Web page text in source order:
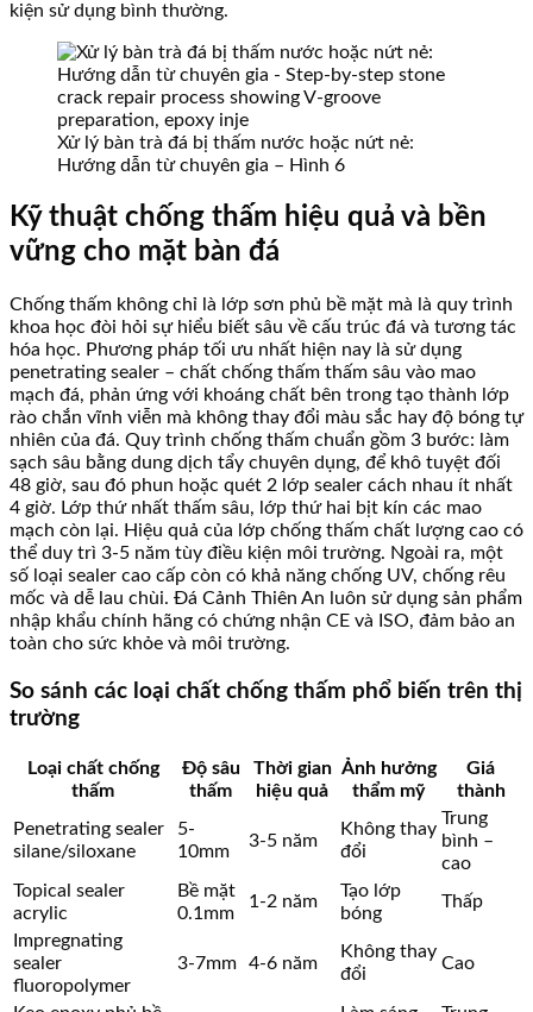
kiện sử dụng bình thường.
Xử lý bàn trà đá bị thấm nước hoặc nứt nẻ:
Hướng dẫn từ chuyên gia – Hình 6
Kỹ thuật chống thấm hiệu quả và bền
vững cho mặt bàn đá
Chống thấm không chỉ là lớp sơn phủ bề mặt mà là quy trình
khoa học đòi hỏi sự hiểu biết sâu về cấu trúc đá và tương tác
hóa học. Phương pháp tối ưu nhất hiện nay là sử dụng
penetrating sealer – chất chống thấm thấm sâu vào mao
mạch đá, phản ứng với khoáng chất bên trong tạo thành lớp
rào chắn vĩnh viễn mà không thay đổi màu sắc hay độ bóng tự
nhiên của đá. Quy trình chống thấm chuẩn gồm 3 bước: làm
sạch sâu bằng dung dịch tẩy chuyên dụng, để khô tuyệt đối
48 giờ, sau đó phun hoặc quét 2 lớp sealer cách nhau ít nhất
4 giờ. Lớp thứ nhất thấm sâu, lớp thứ hai bịt kín các mao
mạch còn lại. Hiệu quả của lớp chống thấm chất lượng cao có
thể duy trì 3-5 năm tùy điều kiện môi trường. Ngoài ra, một
số loại sealer cao cấp còn có khả năng chống UV, chống rêu
mốc và dễ lau chùi. Đá Cảnh Thiên An luôn sử dụng sản phẩm
nhập khẩu chính hãng có chứng nhận CE và ISO, đảm bảo an
toàn cho sức khỏe và môi trường.
So sánh các loại chất chống thấm phổ biến trên thị
trường
Loại chất chống
thấm
Độ sâu
thấm
Thời gian
hiệu quả
Ảnh hưởng
thẩm mỹ
Giá
thành
Penetrating sealer
silane/siloxane
5-
10mm
3-5 năm
Không thay
đổi
Trung
bình –
cao
Topical sealer
acrylic
Bề mặt
0.1mm
1-2 năm
Tạo lớp
bóng
Thấp
Impregnating
sealer
fluoropolymer
3-7mm 4-6 năm
Không thay
đổi
Cao